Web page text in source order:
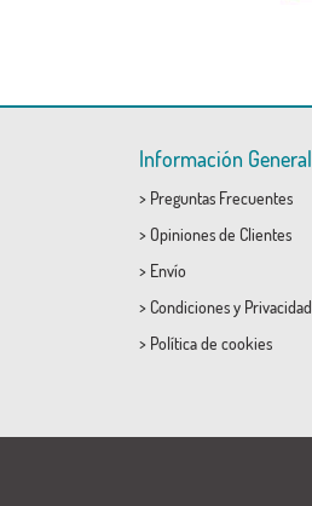
Información General
> Preguntas Frecuentes
> Opiniones de Clientes
> Envío
> Condicionesy Privacidad
> Política de cookies